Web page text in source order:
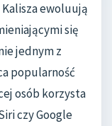
ewoluują
się
jednym z
popularność
osób korzysta
czy Google